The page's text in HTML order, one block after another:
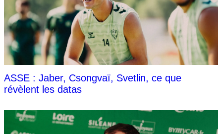
ASSE : Jaber, Csongvaï, Svetlin, ce que
révèlent les datas